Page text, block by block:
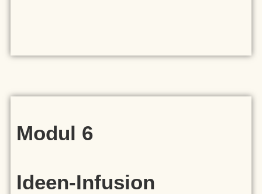
Modul 6
Ideen-Infusion